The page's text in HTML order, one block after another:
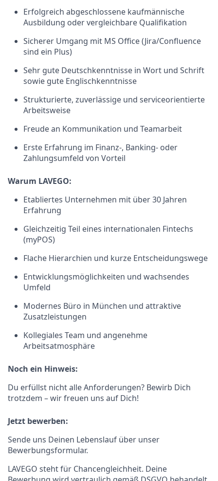
Erfolgreich abgeschlossene kaufmännische
Ausbildung oder vergleichbare Qualifikation
Sicherer Umgang mit MS Office (Jira/Confluence
sind ein Plus)
Sehr gute Deutschkenntnisse in Wort und Schrift
sowie gute Englischkenntnisse
Strukturierte, zuverlässige und serviceorientierte
Arbeitsweise
Freude an Kommunikation und Teamarbeit
Erste Erfahrung im Finanz-, Banking- oder
Zahlungsumfeld von Vorteil
Warum LAVEGO:
Etabliertes Unternehmen mit über 30 Jahren
Erfahrung
Gleichzeitig Teil eines internationalen Fintechs
(myPOS)
Flache Hierarchien und kurze Entscheidungswege
Entwicklungsmöglichkeiten und wachsendes
Umfeld
Modernes Büro in München und attraktive
Zusatzleistungen
Kollegiales Team und angenehme
Arbeitsatmosphäre
Noch ein Hinweis:
Du erfüllst nicht alle Anforderungen? Bewirb Dich
trotzdem – wir freuen uns auf Dich!
Jetzt bewerben:
Sende uns Deinen Lebenslauf über unser
Bewerbungsformular.
LAVEGO steht für Chancengleichheit. Deine